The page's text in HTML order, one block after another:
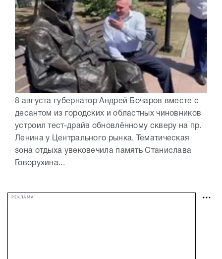
8 августа губернатор Андрей Бочаров вместе с
десантом из городских и областных чиновников
устроил тест-драйв обновлённому скверу на пр.
Ленина у Центрального рынка. Тематическая
зона отдыха увековечила память Станислава
Говорухина...
РЕКЛАМА